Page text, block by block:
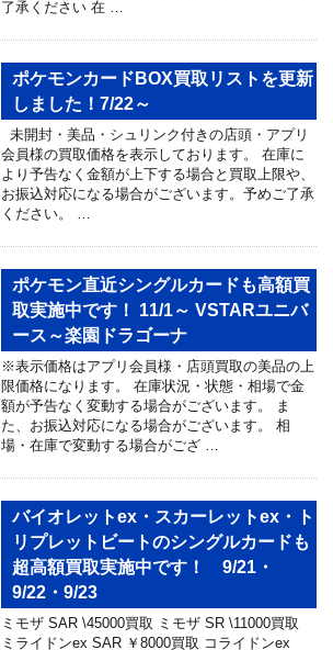
了承ください 在 …
ポケモンカードBOX買取リストを更新
しました！7/22～
未開封・美品・シュリンク付きの店頭・アプリ
会員様の買取価格を表示しております。 在庫に
より予告なく金額が上下する場合と買取上限や、
お振込対応になる場合がございます。予めご了承
ください。 …
ポケモン直近シングルカードも高額買
取実施中です！ 11/1～ VSTARユニバ
ース～楽園ドラゴーナ
※表示価格はアプリ会員様・店頭買取の美品の上
限価格になります。 在庫状況・状態・相場で金
額が予告なく変動する場合がございます。 ま
た、お振込対応になる場合がございます。 相
場・在庫で変動する場合がござ …
バイオレットex・スカーレットex・ト
リプレットビートのシングルカードも
超高額買取実施中です！ 9/21・
9/22・9/23
ミモザ SAR \45000買取 ミモザ SR \11000買取
ミライドンex SAR ￥8000買取 コライドンex